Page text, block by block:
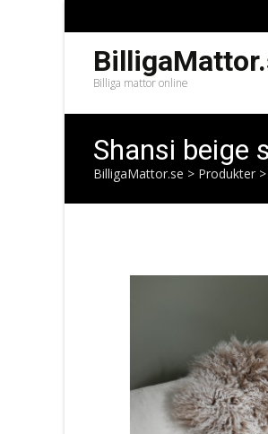
Billiga mattor online
Shansi beige
BilligaMattor.se > Produkter >